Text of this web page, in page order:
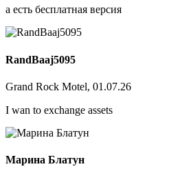
а есть бесплатная версия
RandBaaj5095
Grand Rock Motel, 01.07.26
I wan to exchange assets
Марина Блатун